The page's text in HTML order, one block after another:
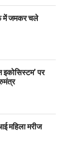
में जमकर चले
पर
महिला मरीज